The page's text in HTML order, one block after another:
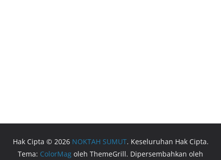
Hak Cipta © 2026 NOKTAH SUMUT. Keseluruhan Hak Cipta.
Tema: ColorMag oleh ThemeGrill. Dipersembahkan oleh